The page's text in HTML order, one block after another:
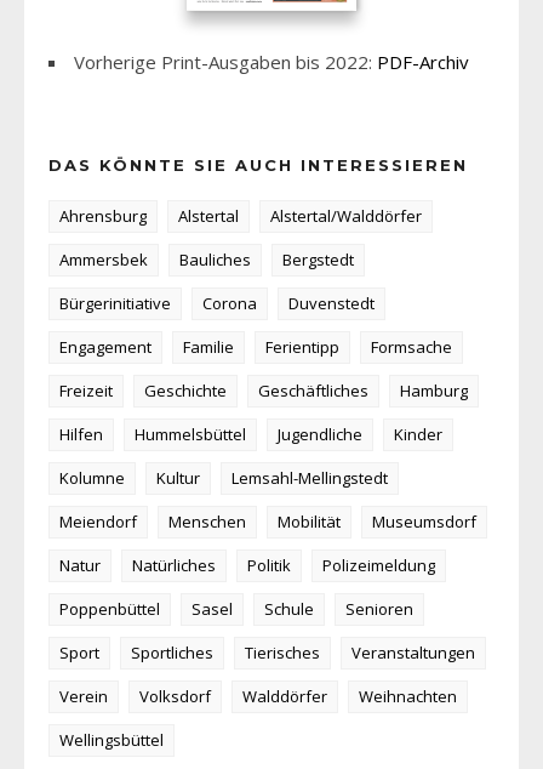
Vorherige Print-Ausgaben bis 2022: PDF-Archiv
DAS KÖNNTE SIE AUCH INTERESSIEREN
Ahrensburg Alstertal
Alstertal/Walddörfer
Ammersbek
Bauliches
Bergstedt
Bürgerinitiative
Corona
Duvenstedt
Engagement
Familie Ferientipp
Formsache
Freizeit
Geschichte Geschäftliches
Hamburg
Hilfen
Hummelsbüttel Jugendliche
Kinder
Kolumne
Kultur
Lemsahl-Mellingstedt
Meiendorf
Menschen Mobilität
Museumsdorf
Natur
Natürliches Politik
Polizeimeldung
Poppenbüttel
Sasel Schule
Senioren
Sport
Sportliches Tierisches
Veranstaltungen
Verein
Volksdorf Walddörfer
Weihnachten
Wellingsbüttel